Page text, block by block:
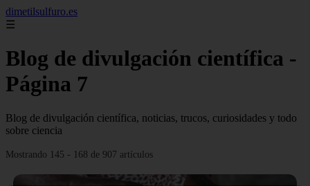
dimetilsulfuro.es
☰
Blog de divulgación científica -
Página 7
Blog de divulgación científica, noticias, trucos, curiosidades y todo
sobre ciencia
Mostrando 145 - 168 de 907 artículos